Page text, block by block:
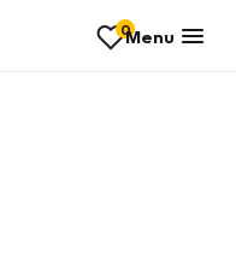
0Menu